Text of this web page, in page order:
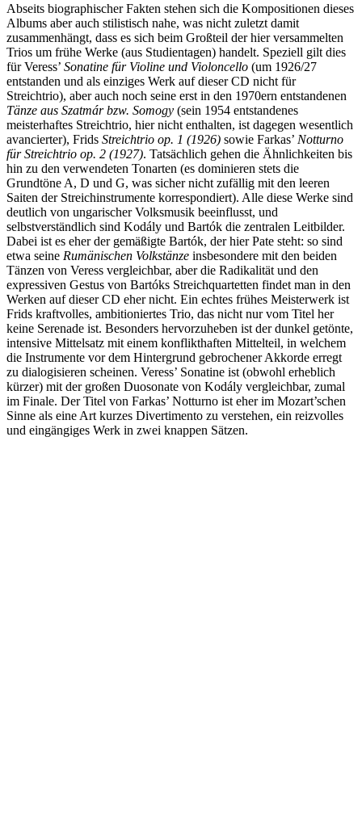
Abseits biographischer Fakten stehen sich die Kompositionen dieses
Albums aber auch stilistisch nahe, was nicht zuletzt damit
zusammenhängt, dass es sich beim Großteil der hier versammelten
Trios um frühe Werke (aus Studientagen) handelt. Speziell gilt dies
für Veress’ Sonatine für Violine und Violoncello (um 1926/27
entstanden und als einziges Werk auf dieser CD nicht für
Streichtrio), aber auch noch seine erst in den 1970ern entstandenen
Tänze aus Szatmár bzw. Somogy (sein 1954 entstandenes
meisterhaftes Streichtrio, hier nicht enthalten, ist dagegen wesentlich
avancierter), Frids Streichtrio op. 1 (1926) sowie Farkas’ Notturno
für Streichtrio op. 2 (1927). Tatsächlich gehen die Ähnlichkeiten bis
hin zu den verwendeten Tonarten (es dominieren stets die
Grundtöne A, D und G, was sicher nicht zufällig mit den leeren
Saiten der Streichinstrumente korrespondiert). Alle diese Werke sind
deutlich von ungarischer Volksmusik beeinflusst, und
selbstverständlich sind Kodály und Bartók die zentralen Leitbilder.
Dabei ist es eher der gemäßigte Bartók, der hier Pate steht: so sind
etwa seine Rumänischen Volkstänze insbesondere mit den beiden
Tänzen von Veress vergleichbar, aber die Radikalität und den
expressiven Gestus von Bartóks Streichquartetten findet man in den
Werken auf dieser CD eher nicht. Ein echtes frühes Meisterwerk ist
Frids kraftvolles, ambitioniertes Trio, das nicht nur vom Titel her
keine Serenade ist. Besonders hervorzuheben ist der dunkel getönte,
intensive Mittelsatz mit einem konflikthaften Mittelteil, in welchem
die Instrumente vor dem Hintergrund gebrochener Akkorde erregt
zu dialogisieren scheinen. Veress’ Sonatine ist (obwohl erheblich
kürzer) mit der großen Duosonate von Kodály vergleichbar, zumal
im Finale. Der Titel von Farkas’ Notturno ist eher im Mozart’schen
Sinne als eine Art kurzes Divertimento zu verstehen, ein reizvolles
und eingängiges Werk in zwei knappen Sätzen.